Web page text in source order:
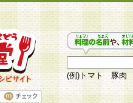
(例)トマト 豚肉